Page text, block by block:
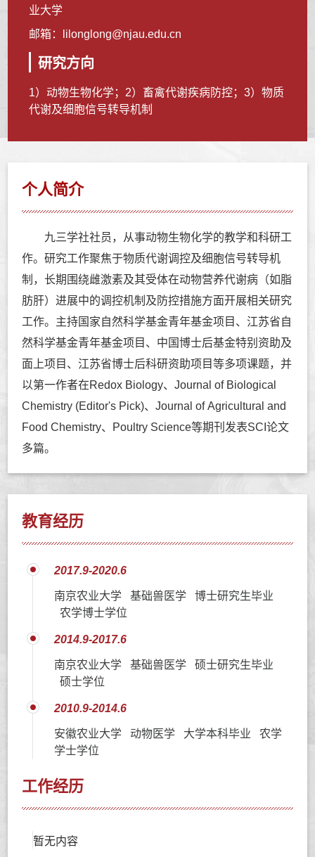
业大学
邮箱：
lilonglong@njau.edu.cn
研究方向
1）动物生物化学；2）畜禽代谢疾病防控；3）物质
代谢及细胞信号转导机制
个人简介
九三学社社员，从事动物生物化学的教学和科研工
作。研究工作聚焦于物质代谢调控及细胞信号转导机
制，长期围绕雌激素及其受体在动物营养代谢病（如脂
肪肝）进展中的调控机制及防控措施方面开展相关研究
工作。主持国家自然科学基金青年基金项目、江苏省自
然科学基金青年基金项目、中国博士后基金特别资助及
面上项目、江苏省博士后科研资助项目等多项课题，并
以第一作者在Redox Biology、Journal of Biological
Chemistry (Editor's Pick)、Journal of Agricultural and
Food Chemistry、Poultry Science等期刊发表SCI论文
多篇。
教育经历
2017.9-2020.6
南京农业大学 基础兽医学 博士研究生毕业
农学博士学位
2014.9-2017.6
南京农业大学 基础兽医学 硕士研究生毕业
硕士学位
2010.9-2014.6
安徽农业大学 动物医学 大学本科毕业 农学
学士学位
工作经历
暂无内容